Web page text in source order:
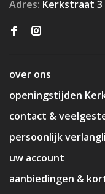
Adres: Kerkstraat
over ons
openingstijden
contact &
persoonlijk
uw account
aanbiedingen &